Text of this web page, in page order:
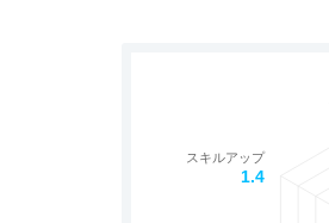
スキルアップ
1.4